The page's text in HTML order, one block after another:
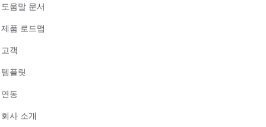
도움말 문서
제품 로드맵
고객
템플릿
연동
회사 소개